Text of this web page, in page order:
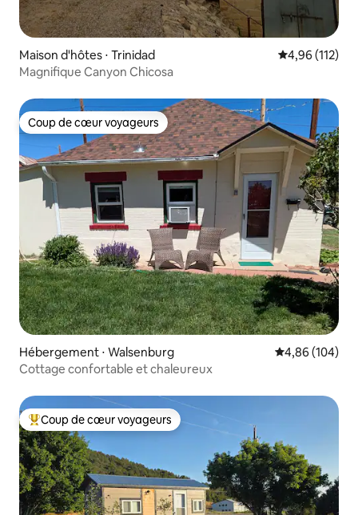
Maison d'hôtes ⋅ Trinidad Évaluation
4,96 (112)
Magnifique Canyon Chicosa
Coup de cœur voyageurs
Coup de cœur voyageurs
Hébergement ⋅ Walsenburg Évaluation
4,86 (104)
Cottage confortable et chaleureux
Coups de cœur voyageurs les plus appréciés
Coup de cœur voyageurs